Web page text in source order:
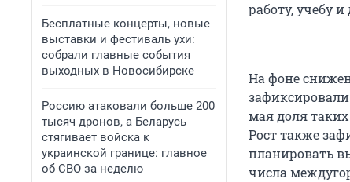
Бесплатные концерты, новые
выставки и фестиваль ухи:
собрали главные события
выходных в Новосибирске
Россию атаковали больше 200
тысяч дронов, а Беларусь
стягивает войска к
украинской границе: главное
об СВО за неделю
работу, учебу
На фоне
зафиксировали
мая доля таких
Рост также
планировать
числа